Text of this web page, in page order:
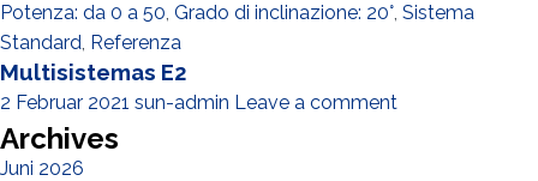
Potenza: da 0 a 50, Grado di inclinazione: 20°, Sistema
Standard, Referenza
Multisistemas E2
2 Februar 2021 sun-admin Leave a comment
Archives
Juni 2026